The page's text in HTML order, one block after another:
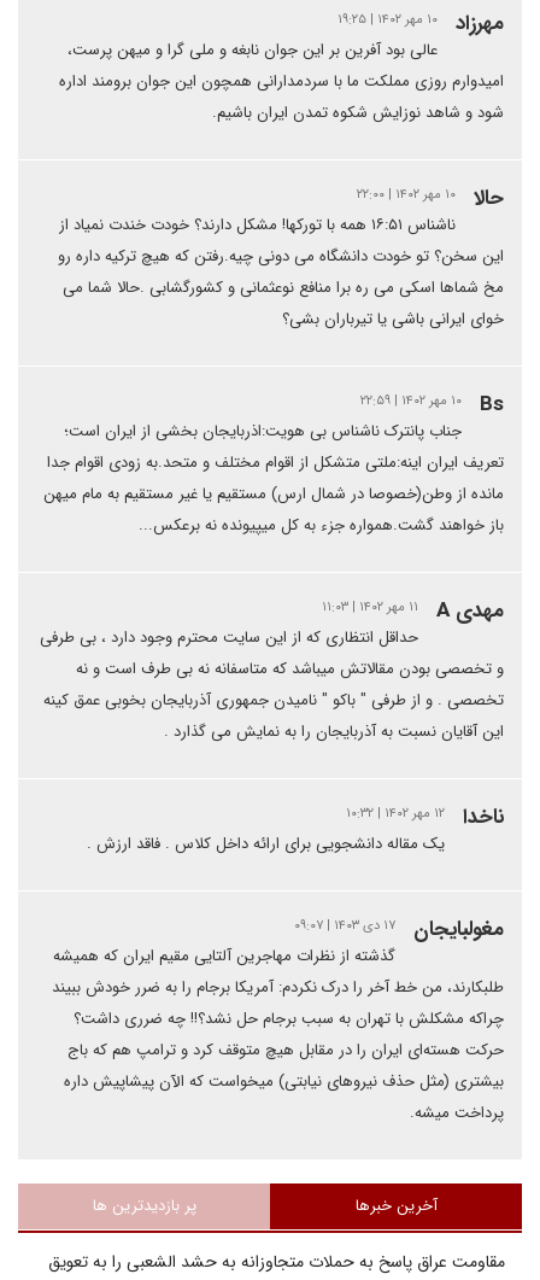
مهرزاد ۱۰ مهر ۱۴۰۲ | ۱۹:۲۵
عالی بود آفرین بر این جوان نابغه و ملی گرا و میهن پرست،
امیدوارم روزی مملکت ما با سردمدارانی همچون این جوان برومند اداره
شود و شاهد نوزایش شکوه تمدن ایران باشیم.
حالا ۱۰ مهر ۱۴۰۲ | ۲۲:۰۰
ناشناس ۱۶:۵۱ همه با تورکها! مشکل دارند؟ خودت خندت نمیاد از
این سخن؟ تو خودت دانشگاه می دونی چیه.رفتن که هیچ ترکیه داره رو
مخ شماها اسکی می ره برا منافع نوعثمانی و کشورگشابی .حالا شما می
خوای ایرانی باشی یا تیرباران بشی؟
Bs ۱۰ مهر ۱۴۰۲ | ۲۲:۵۹
جناب پانترک ناشناس بی هویت:اذربایجان بخشی از ایران است؛
تعریف ایران اینه:ملتی متشکل از اقوام مختلف و متحد.به زودی اقوام جدا
مانده از وطن(خصوصا در شمال ارس) مستقیم یا غیر مستقیم به مام میهن
باز خواهند گشت.همواره جزء به کل میپیونده نه برعکس...
مهدی A ۱۱ مهر ۱۴۰۲ | ۱۱:۰۳
حداقل انتظاری که از این سایت محترم وجود دارد ، بی طرفی
و تخصصی بودن مقالاتش میباشد که متاسفانه نه بی طرف است و نه
تخصصی . و از طرفی " باکو " نامیدن جمهوری آذربایجان بخوبی عمق کینه
این آقایان نسبت به آذربایجان را به نمایش می گذارد .
ناخدا ۱۲ مهر ۱۴۰۲ | ۱۰:۳۲
یک مقاله دانشجویی برای ارائه داخل کلاس . فاقد ارزش .
مغولبایجان ۱۷ دی ۱۴۰۳ | ۰۹:۰۷
گذشته از نظرات مهاجرین آلتایی مقیم ایران که همیشه
طلبکارند، من خط آخر را درک نکردم: آمریکا برجام را به ضرر خودش ببیند
چراکه مشکلش با تهران به سبب برجام حل نشد؟!! چه ضرری داشت؟
حرکت هسته‌ای ایران را در مقابل هیچ متوقف کرد و ترامپ هم که باج
بیشتری (مثل حذف نیروهای نیابتی) میخواست که الآن پیشاپیش داره
پرداخت میشه.
آخرین خبرها پر بازدیدترین ها
مقاومت عراق پاسخ به حملات متجاوزانه به حشد الشعبی را به تعویق